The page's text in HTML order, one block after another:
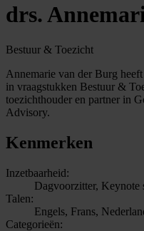
drs.
Bestuur & Toezicht
Annemarie van der Burg
in vraagstukken Bestuur &
toezichthouder en partner in
Advisory.
Kenmerken
Inzetbaarheid:
Dagvoorzitter, Keynote
Talen:
Engels, Frans,
Categorieën: